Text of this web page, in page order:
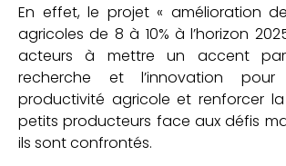
En effet, le projet « amélioration
agricoles de 8 à 10% à l’horizon
acteurs à mettre un accent
recherche et l’innovation
productivité agricole et renforcer la
petits producteurs face aux défis
ils sont confrontés.